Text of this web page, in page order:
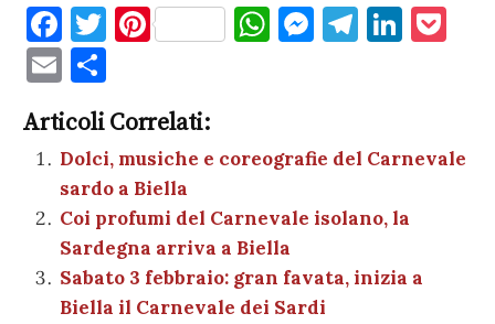
F
a
c
e
b
o
o
k
T
te
r
Pi
es
t
W
A
p
M
g
er
T
a
Li
dI et
E
m
ai
l
n
di
vi
di
Articoli Correlati:
Dolci, musiche e coreografie del Carnevale
sardo a Biella
Coi profumi del Carnevale isolano, la
Sardegna arriva a Biella
Sabato 3 febbraio: gran favata, inizia a
Biella il Carnevale dei Sardi